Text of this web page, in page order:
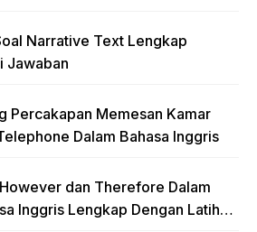
Narrative Text Lengkap
Jawaban
Percakapan Memesan Kamar
Dalam Bahasa Inggris
dan Therefore Dalam
Inggris Lengkap Dengan Latihan